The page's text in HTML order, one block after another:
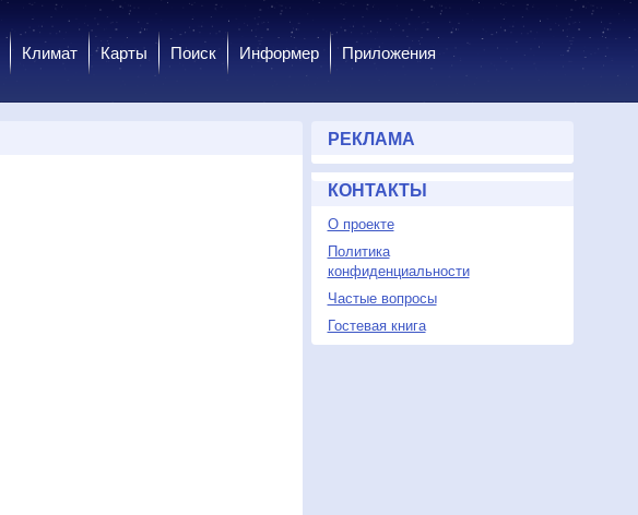
Климат Карты Поиск Информер Приложения
РЕКЛАМА
КОНТАКТЫ
О проекте
Политика
конфиденциальности
Частые вопросы
Гостевая книга